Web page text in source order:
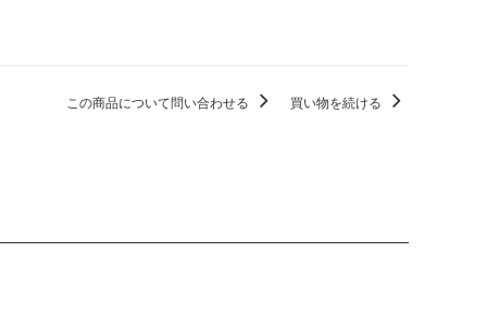
この商品について問い合わせる 買い物を続ける